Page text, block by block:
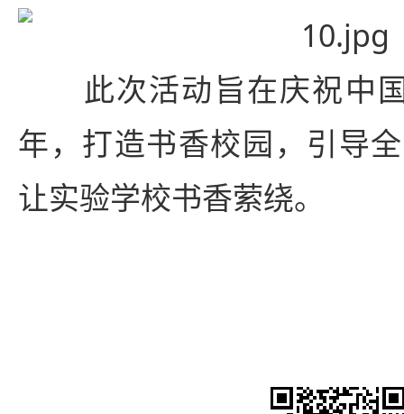
此次活动旨在庆祝中国
年，打造书香校园，引导
让实验学校书香萦绕。